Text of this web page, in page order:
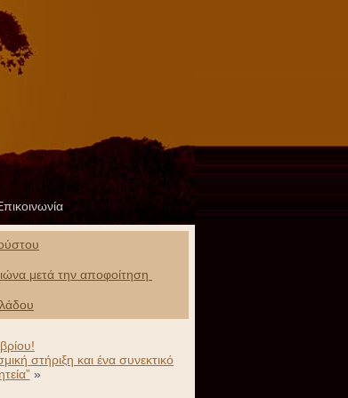
μετά την αποφοίτηση
στήριξη και ένα συνεκτικό
»